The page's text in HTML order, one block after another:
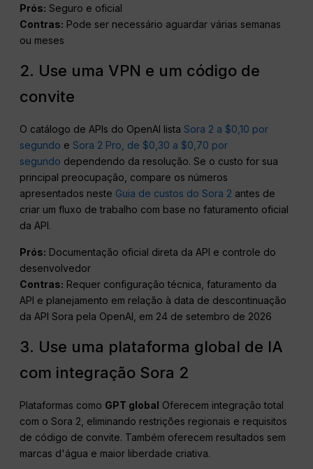
Prós: Seguro e oficial
Contras: Pode ser necessário aguardar várias semanas
ou meses
2. Use uma VPN e um código de
convite
O catálogo de APIs do OpenAI listaSora 2 a $0,10 por
segundo eSora 2 Pro, de $0,30 a $0,70 por
segundo dependendo da resolução. Se o custo for sua
principal preocupação, compare os números
apresentados neste Guia de custos do Sora 2 antes de
criar um fluxo de trabalho com base no faturamento oficial
da API.
Prós: Documentação oficial direta da API e controle do
desenvolvedor
Contras: Requer configuração técnica, faturamento da
API e planejamento em relação à data de descontinuação
da API Sora pela OpenAI, em 24 de setembro de 2026
3. Use uma plataforma global de IA
com integração Sora 2
Plataformas como GPT global Oferecem integração total
com o Sora 2, eliminando restrições regionais e requisitos
de código de convite. Também oferecem resultados sem
marcas d'água e maior liberdade criativa.